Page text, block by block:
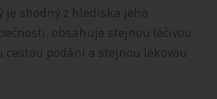
shodný z hlediska jeho
obsahuje stejnou léčivou
cestou podání a stejnou lékovou